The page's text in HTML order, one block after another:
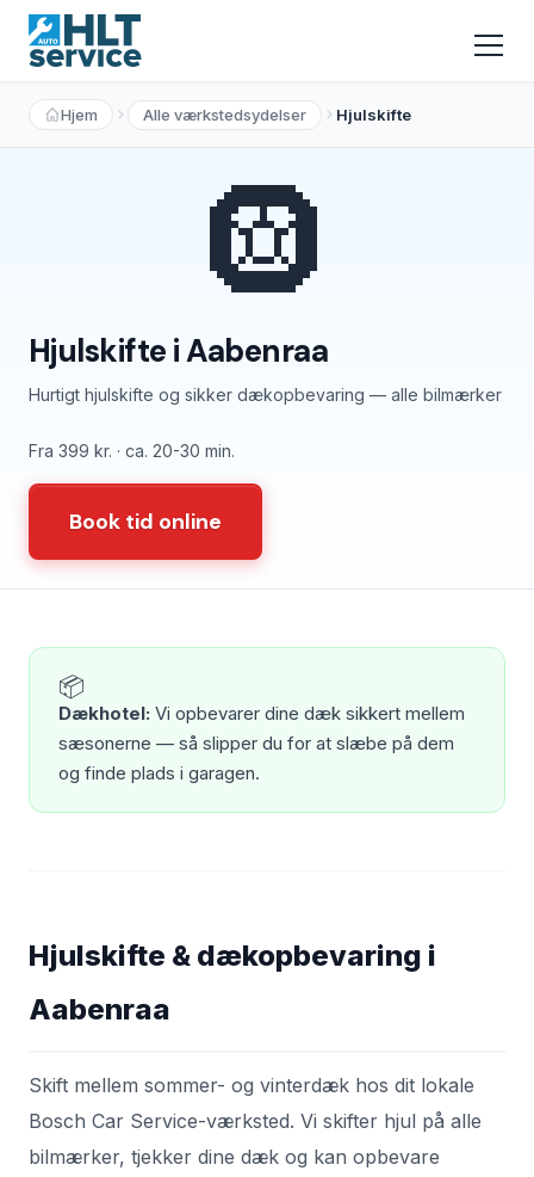
Hjem Alle værkstedsydelser Hjulskifte
Hjulskifte i Aabenraa
Hurtigt hjulskifte og sikker dækopbevaring — alle bilmærker
Fra 399 kr. · ca. 20-30 min.
Book tid online
🛞
📦
Dækhotel: Vi opbevarer dine dæk sikkert mellem
sæsonerne — så slipper du for at slæbe på dem
og finde plads i garagen.
Hjulskifte & dækopbevaring i
Aabenraa
Skift mellem sommer- og vinterdæk hos dit lokale
Bosch Car Service-værksted. Vi skifter hjul på alle
bilmærker, tjekker dine dæk og kan opbevare